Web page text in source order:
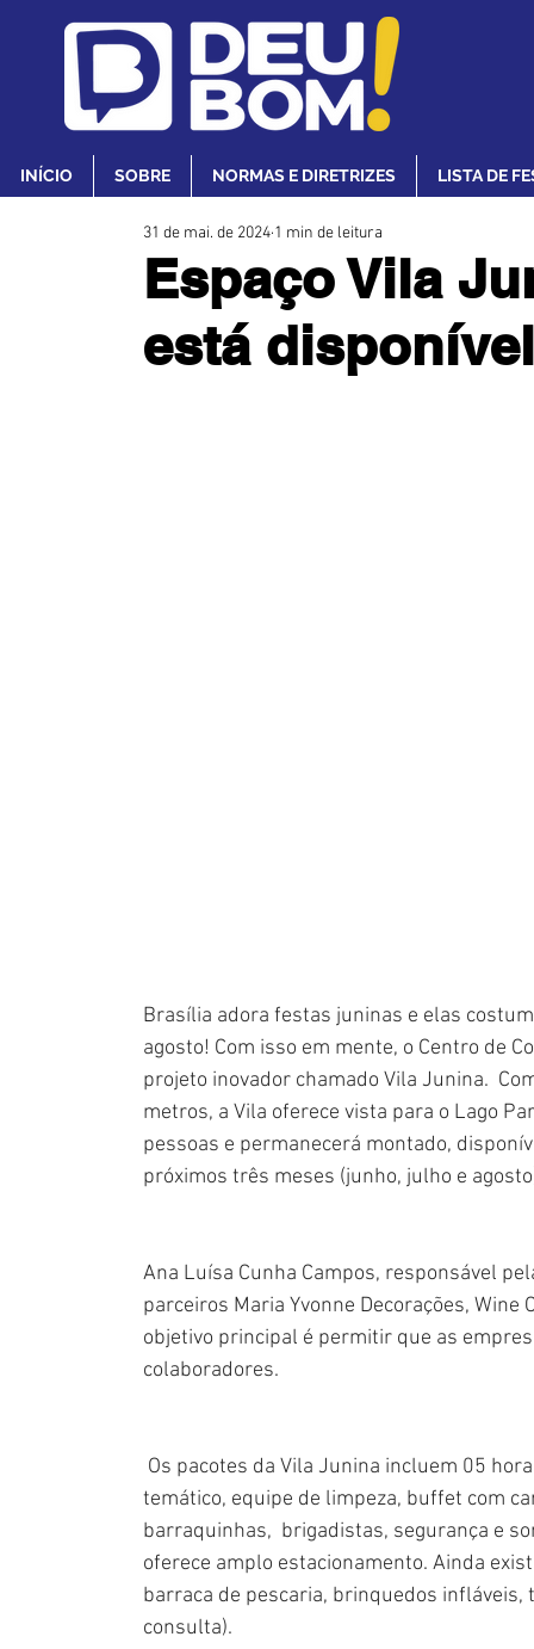
INÍCIO SOBRE NORMAS E DIRETRIZES LISTA DE
Espaço Vila
está
31 de mai. de 2024 1 min de leitura
Brasília adora festas juninas e elas
agosto! Com isso em mente, o Centro de
projeto inovador chamado Vila Junina.
metros, a Vila oferece vista para o Lago
pessoas e permanecerá montado,
próximos três meses (junho, julho e
Ana Luísa Cunha Campos, responsável
parceiros Maria Yvonne Decorações,
objetivo principal é permitir que as
colaboradores.
Os pacotes da Vila Junina incluem 05
temático, equipe de limpeza, buffet com
barraquinhas,  brigadistas, segurança e
oferece amplo estacionamento. Ainda
barraca de pescaria, brinquedos infláveis,
consulta).